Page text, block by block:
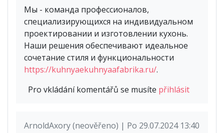
Мы - команда профессионалов,
специализирующихся на индивидуальном
проектировании и изготовлении кухонь.
Наши решения обеспечивают идеальное
сочетание стиля и функциональности
https://kuhnyaekuhnyaafabrika.ru/.
Pro vkládání komentářů se musíte přihlásit
ArnoldAxory (neověřeno) | Po 29.07.2024 13:40